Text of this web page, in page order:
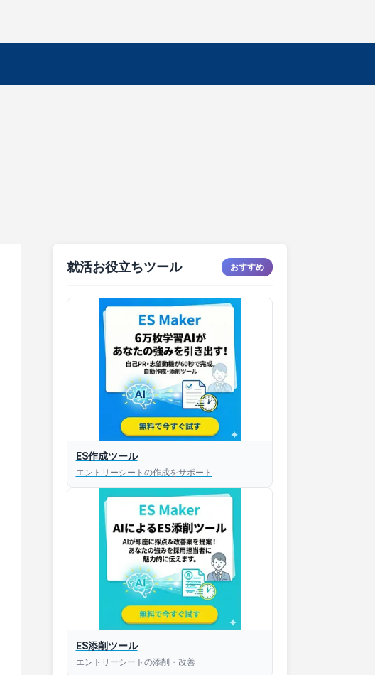
就活お役立ちツール おすすめ
ES作成ツール
エントリーシートの作成をサポート
ES添削ツール
エントリーシートの添削・改善